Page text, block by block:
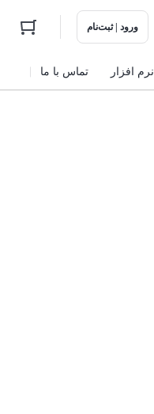
ورود | ثبت‌نام
نرم افزار تماس با ما